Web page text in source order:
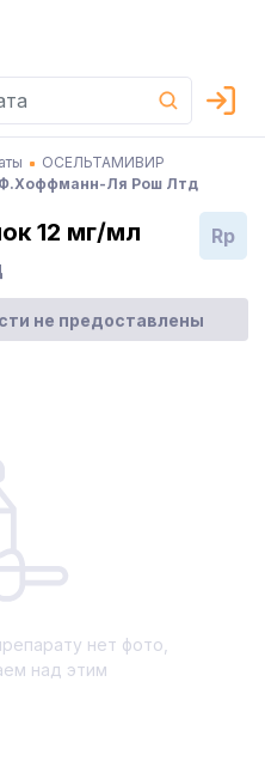
ОСЕЛЬТАМИВИР
Ля Рош Лтд
12 мг/мл Rp
не предоставлены
нет фото,
над этим